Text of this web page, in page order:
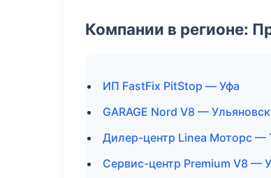
Компании в регионе:
ИП FastFix PitStop — Уфа
GARAGE Nord V8 — Ульяновск
Дилер-центр Linea Моторс —
Сервис-центр Premium V8 —